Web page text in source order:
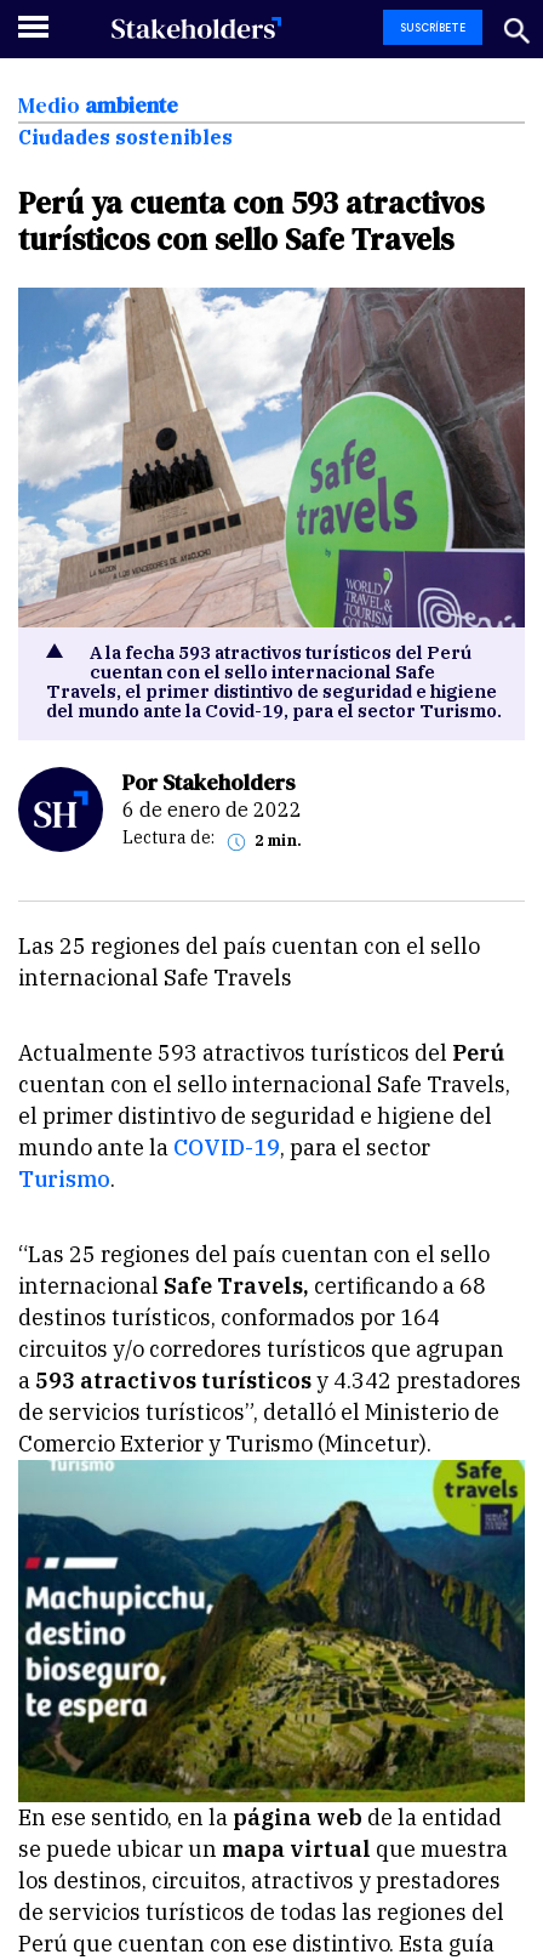
SUSCRÍBETE
Medio ambiente
Ciudades sostenibles
Perúya cuenta con 593 atractivos
turísticos con sello SafeTravels
A la fecha 593 atractivos turísticos del Perú
cuentan con el sello internacional Safe
Travels, el primer distintivo de seguridad e higiene
del mundo ante la Covid-19, para el sector Turismo.
Por Stakeholders
6 de enero de 2022
Lectura de: 2 min.
Las 25 regiones del país cuentan con el sello
internacional Safe Travels
Actualmente 593 atractivos turísticos del Perú
cuentan con el sello internacional Safe Travels,
el primer distintivo de seguridad e higiene del
mundo ante la COVID-19, para el sector
Turismo.
“Las 25 regiones del país cuentan con el sello
internacional Safe Travels, certificando a 68
destinos turísticos, conformados por 164
circuitos y/o corredores turísticos que agrupan
a 593 atractivos turísticosy 4.342 prestadores
de servicios turísticos”, detalló el Ministerio de
Comercio Exterior y Turismo (Mincetur).
En ese sentido, en la página web de la entidad
se puede ubicar un mapa virtual que muestra
los destinos, circuitos, atractivos y prestadores
de servicios turísticos de todas las regiones del
Perú que cuentan con ese distintivo. Esta guía